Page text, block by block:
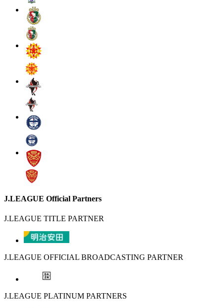
J.LEAGUE Official Partners
J.LEAGUE TITLE PARTNER
J.LEAGUE OFFICIAL BROADCASTING PARTNER
J.LEAGUE PLATINUM PARTNERS